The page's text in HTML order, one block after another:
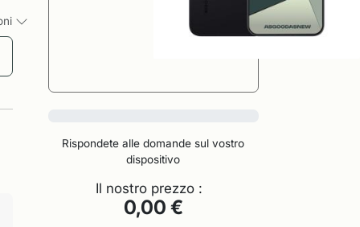
Rispondete alle domande sul vostro
dispositivo
Il nostro prezzo :
0,00 €